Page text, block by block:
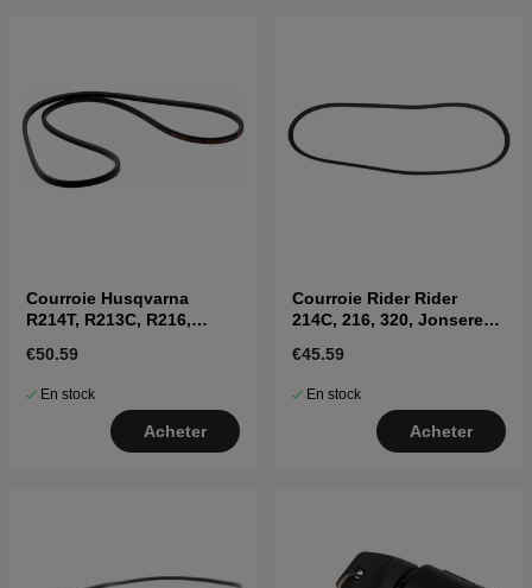
Courroie Husqvarna
R214T, R213C, R216,
€50.59
En stock
Acheter
Courroie Rider Rider
214C, 216, 320, Jonsered
€45.59
En stock
Acheter